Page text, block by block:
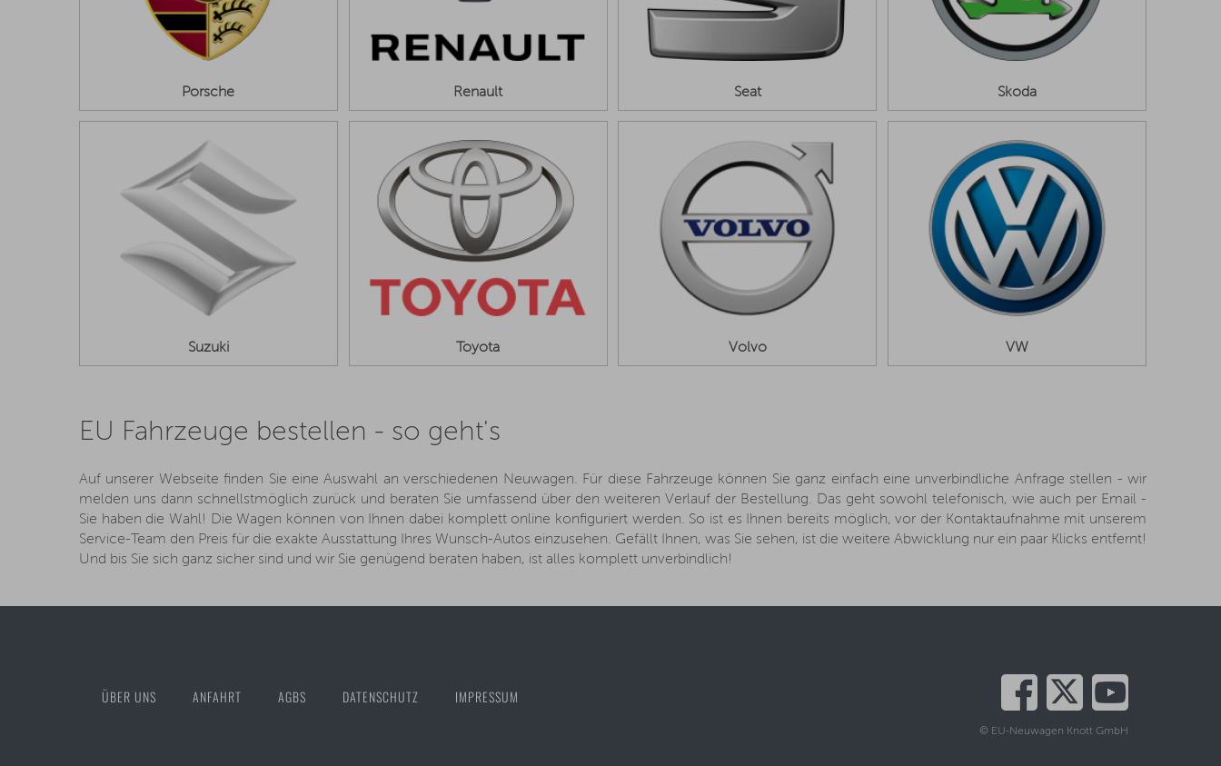
Porsche Renault Seat Skoda
Suzuki Toyota Volvo VW
EU Fahrzeuge bestellen - so geht's
Auf unserer Webseite finden Sie eine Auswahl an verschiedenen Neuwagen. Für diese Fahrzeuge können Sie ganz einfach eine unverbindliche Anfrage stellen - wir
melden uns dann schnellstmöglich zurück und beraten Sie umfassend über den weiteren Verlauf der Bestellung. Das geht sowohl telefonisch, wie auch per Email -
Sie haben die Wahl! Die Wagen können von Ihnen dabei komplett online konfiguriert werden. So ist es Ihnen bereits möglich, vor der Kontaktaufnahme mit unserem
Service-Team den Preis für die exakte Ausstattung Ihres Wunsch-Autos einzusehen. Gefällt Ihnen, was Sie sehen, ist die weitere Abwicklung nur ein paar Klicks entfernt!
Und bis Sie sich ganz sicher sind und wir Sie genügend beraten haben, ist alles komplett unverbindlich!
ÜBER UNS ANFAHRT AGBS DATENSCHUTZ IMPRESSUM
© EU-Neuwagen Knott GmbH